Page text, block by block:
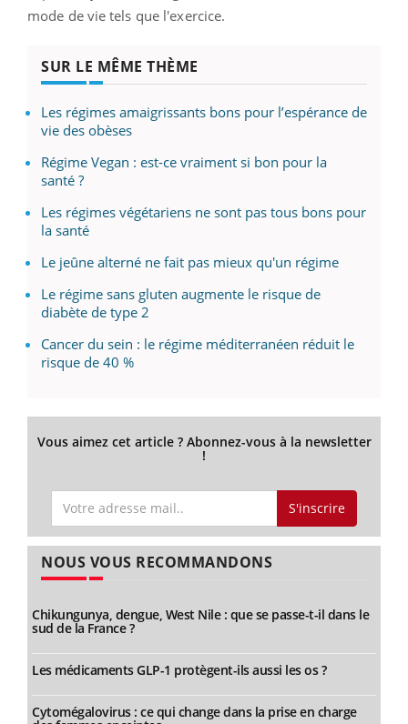
mode de vie tels que l'exercice.
SUR LE MÊME THÈME
Les régimes amaigrissants bons pour l’espérance de
vie des obèses
Régime Vegan : est-ce vraiment si bon pour la
santé ?
Les régimes végétariens ne sont pas tous bons pour
la santé
Le jeûne alterné ne fait pas mieux qu'un régime
Le régime sans gluten augmente le risque de
diabète de type 2
Cancer du sein : le régime méditerranéen réduit le
risque de 40 %
Vous aimez cet article ? Abonnez-vous à la newsletter
!
S'inscrire
NOUS VOUS RECOMMANDONS
Chikungunya, dengue, West Nile : que se passe-t-il dans le
sud de la France ?
Les médicaments GLP-1 protègent-ils aussi les os ?
Cytomégalovirus : ce qui change dans la prise en charge